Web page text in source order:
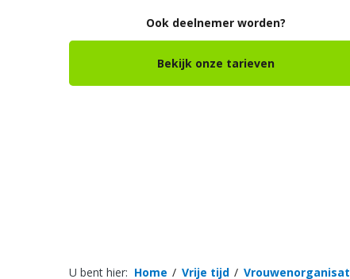
Ook deelnemer worden?
Bekijk onze tarieven
U bent hier: Home Vrije tijd